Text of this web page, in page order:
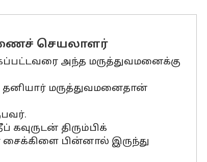
செயலாளர்
அந்த மருத்துவமனைக்கு
தனியார் மருத்துவமனைதான்
திரும்பிக்
சைக்கிளை பின்னால் இருந்து